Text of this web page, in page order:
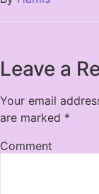
Leave a
Your email
are marked *
Comment